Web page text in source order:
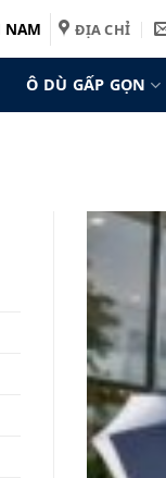
NAM ĐỊA CHỈ
Ô DÙ GẤP GỌN